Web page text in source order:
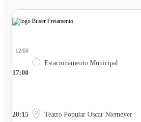
17:00
12/08
Estacionamento Municipal
20:15 Teatro Popular Oscar Niemeyer